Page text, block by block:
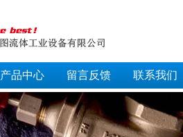
产品中心 留言反馈 联系我们